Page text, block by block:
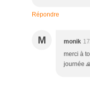
Répondre
M monik
merci à
journée